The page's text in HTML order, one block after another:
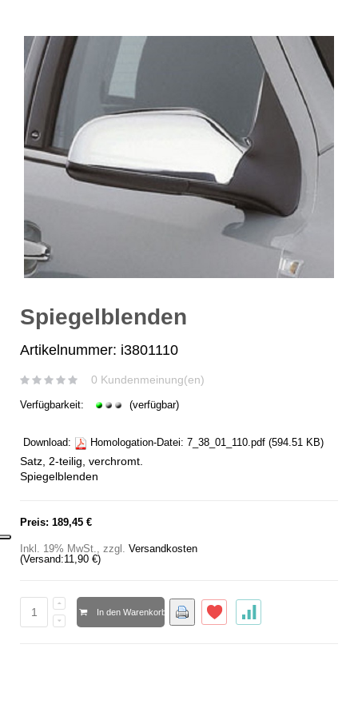
Spiegelblenden
Artikelnummer: i3801110
0 Kundenmeinung(en)
Verfügbarkeit: (verfügbar)
Download: Homologation-Datei: 7_38_01_110.pdf (594.51 KB)
Satz, 2-teilig, verchromt.
Spiegelblenden
Preis: 189,45 €
Inkl. 19% MwSt., zzgl. Versandkosten
(Versand:11,90 €)
In den Warenkorb